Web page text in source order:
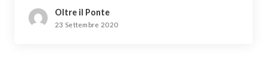
Oltre il Ponte
23 Settembre 2020